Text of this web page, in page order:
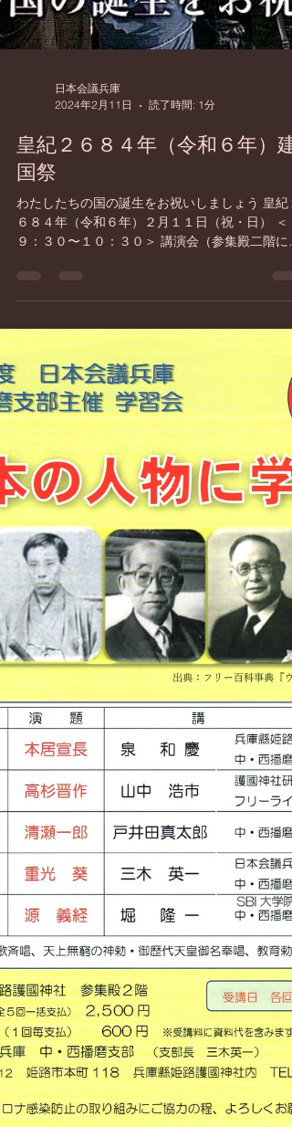
皇紀２６８４年（令和６年）建
国祭
わたしたちの国の誕生をお祝いしましょう 皇紀２
６８４年（令和６年）２月１１日（祝・日） ＜
９：３０〜１０：３０＞ 講演会（参集殿二階に
て） 「三大神勅と神武天皇のご即位について」
三木英一（建国を祝う会姫路実行委員長） ＜１
１：００〜＞ 神事 奉祝式典...